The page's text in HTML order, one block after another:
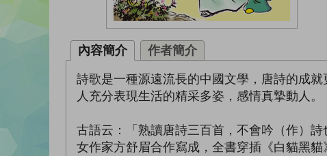
內容簡介 作者簡介
詩歌是一種源遠流長的中國文學，唐詩的成
人充分表現生活的精采多姿，感情真摯動人。
古語云：「熟讀唐詩三百首，不會吟（作）
女作家方舒眉合作寫成，全書穿插《白貓黑